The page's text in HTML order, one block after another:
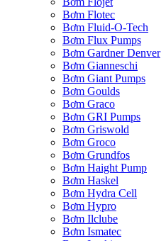
Bơm Flotec
Bơm Fluid-O-Tech
Bơm Flux Pumps
Bơm Gardner Denver
Bơm Gianneschi
Bơm Giant Pumps
Bơm Goulds
Bơm Graco
Bơm GRI Pumps
Bơm Griswold
Bơm Groco
Bơm Grundfos
Bơm Haight Pump
Bơm Haskel
Bơm Hydra Cell
Bơm Hypro
Bơm Ilclube
Bơm Ismatec